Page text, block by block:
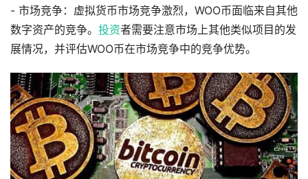
- 市场竞争：虚拟货币市场竞争激烈，WOO币面临来自其他
数字资产的竞争。 投资者需要注意市场上其他类似项目的发
展情况，并评估WOO币在市场竞争中的竞争优势。